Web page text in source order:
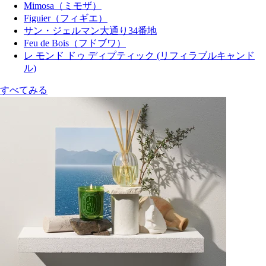
Mimosa（ミモザ）
Figuier（フィギエ）
サン・ジェルマン大通り34番地
Feu de Bois（フドブワ）
レ モンド ドゥ ディプティック (リフィラブルキャンド
ル)
すべてみる